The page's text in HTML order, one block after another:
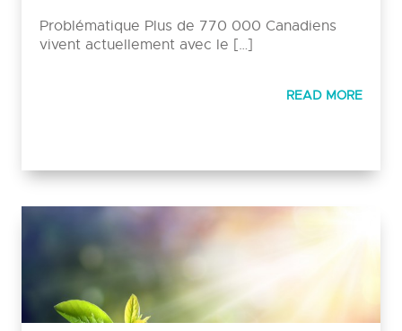
Problématique Plus de 770 000 Canadiens
vivent actuellement avec le […]
READ MORE